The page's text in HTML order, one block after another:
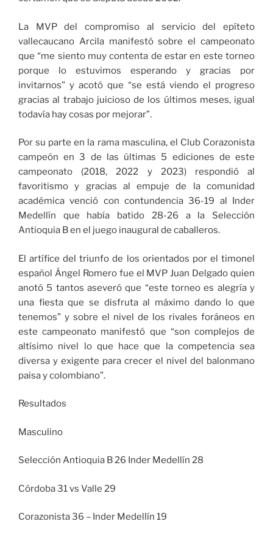
La MVP del compromiso al servicio del epíteto
vallecaucano Arcila manifestó sobre el campeonato
que “me siento muy contenta de estar en este torneo
porque lo estuvimos esperando y gracias por
invitarnos” y acotó que “se está viendo el progreso
gracias al trabajo juicioso de los últimos meses, igual
todavía hay cosas por mejorar”.
Por su parte en la rama masculina, el Club Corazonista
campeón en 3 de las últimas 5 ediciones de este
campeonato (2018, 2022 y 2023) respondió al
favoritismo y gracias al empuje de la comunidad
académica venció con contundencia 36-19 al Inder
Medellín que había batido 28-26 a la Selección
Antioquia B en el juego inaugural de caballeros.
El artífice del triunfo de los orientados por el timonel
español Ángel Romero fue el MVP Juan Delgado quien
anotó 5 tantos aseveró que “este torneo es alegría y
una fiesta que se disfruta al máximo dando lo que
tenemos” y sobre el nivel de los rivales foráneos en
este campeonato manifestó que “son complejos de
altísimo nivel lo que hace que la competencia sea
diversa y exigente para crecer el nivel del balonmano
paisa y colombiano”.
Resultados
Masculino
Selección Antioquia B 26 Inder Medellín 28
Córdoba 31 vs Valle 29
Corazonista 36 – Inder Medellín 19